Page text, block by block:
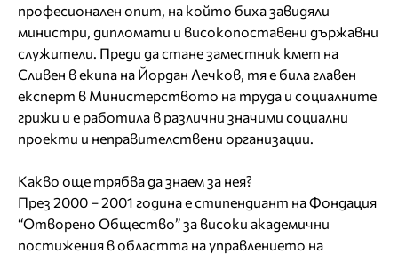
професионален опит, на който биха завидяли
министри, дипломати и високопоставени държавни
служители. Преди да стане заместник кмет на
Сливен в екипа на Йордан Лечков, тя е била главен
експерт в Министерството на труда и социалните
грижи и е работила в различни значими социални
проекти и неправителствени организации.
Какво още трябва да знаем за нея?
През 2000 – 2001 година е стипендиант на Фондация
“Отворено Общество” за високи академични
постижения в областта на управлението на